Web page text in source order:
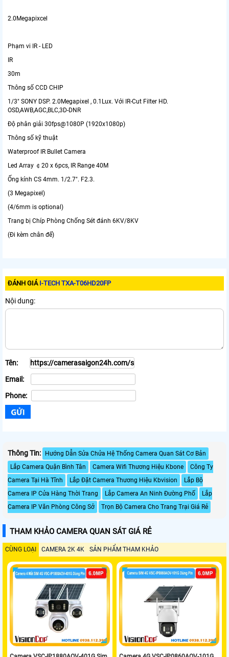
2.0Megapixcel
Phạm vi IR - LED
IR
30m
Thông số CCD CHIP
1/3" SONY DSP. 2.0Megapixel , 0.1Lux. Với IR-Cut Filter HD.
OSD,AWB,AGC,BLC,3D-DNR
Độ phân giải 30fps@1080P (1920x1080p)
Thông số kỹ thuật
Waterproof IR Bullet Camera
Led Array ￠20 x 6pcs, IR Range 40M
Ống kính CS 4mm. 1/2.7". F2.3.
(3 Megapixel)
(4/6mm is optional)
Trang bị Chíp Phòng Chống Sét đánh 6KV/8KV
(Đi kèm chân đế)
ĐÁNH GIÁ I-TECH TXA-T06HD20FP
Nội dung:
Tên:
Email:
Phone:
Thông Tin:
Hướng Dẫn Sửa Chửa Hệ Thống Camera Quan Sát Cơ Bản
Lắp Camera Quận Bình Tân
Camera Wifi Thương Hiệu Kbone
Công Ty
Camera Tại Hà Tĩnh
Lắp Đặt Camera Thương Hiệu Kbvision
Lắp Bộ
Camera IP Cửa Hàng Thời Trang
Lắp Camera An Ninh Đường Phố
Lắp
Camera IP Văn Phòng Công Sở
Trọn Bộ Camera Cho Trang Trại Giá Rẻ
THAM KHẢO CAMERA QUAN SÁT GIÁ RẺ
CÙNG LOẠI CAMERA 2K 4K SẢN PHẨM THAM KHẢO